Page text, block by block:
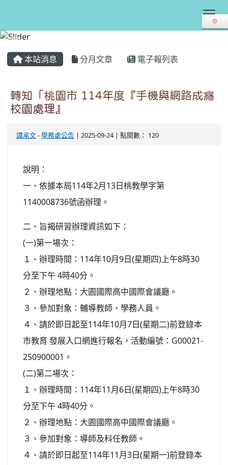
本站消息 分月文章 電子報列表
轉知「桃園市 114年度『手機與網路成癮
校園處理』
譚承文-學務處公告 | 2025-09-24 | 點閱數： 120
說明：
一、依據本局114年2月13日桃教學字第
1140008736號函辦理。
二、旨揭研習辦理資訊如下：
(一)第一場次：
１、辦理時間：114年10月9日(星期四)上午8時30
分至下午 4時40分。
２、辦理地點：大園國際高中國際會議廳。
３、參加對象：輔導教師、學務人員。
４、請於即日起至114年10月7日(星期二)前登錄本
市教育 發展入口網進行報名，活動編號：G00021-
250900001。
(二)第二場次：
１、辦理時間：114年11月6日(星期四)上午8時30
分至下午 4時40分。
２、辦理地點：大園國際高中國際會議廳。
３、參加對象：導師及科任教師。
４、請於即日起至114年11月3日(星期一)前登錄本